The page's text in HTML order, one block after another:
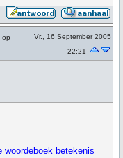
op
Vr., 16 September 2005
22:21
betekenis